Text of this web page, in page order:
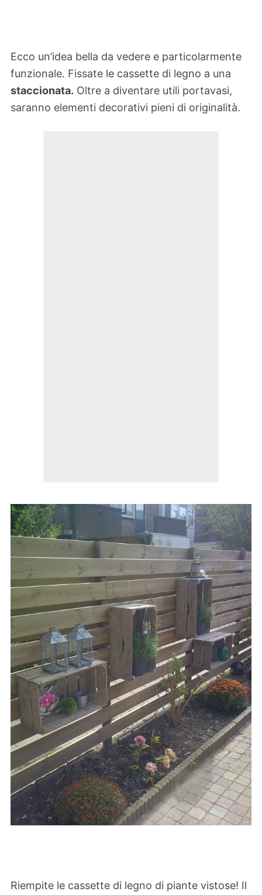
Ecco un’idea bella da vedere e particolarmente
funzionale. Fissate le cassette di legno a una
staccionata. Oltre a diventare utili portavasi,
saranno elementi decorativi pieni di originalità.
Riempite le cassette di legno di piante vistose! Il